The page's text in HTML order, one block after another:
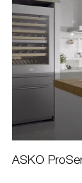
ASKO